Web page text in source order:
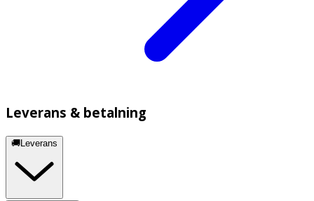
Leverans & betalning
🚚Leverans